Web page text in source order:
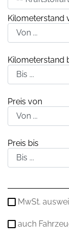
Kilometerstand
Kilometerstand
Preis von
Preis bis
MwSt.
auch